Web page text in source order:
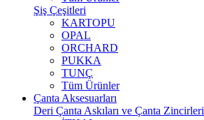
Şiş Çeşitleri
KARTOPU
OPAL
ORCHARD
PUKKA
TUNÇ
Tüm Ürünler
Çanta Aksesuarları
Deri Çanta Askıları ve Çanta Zincirleri